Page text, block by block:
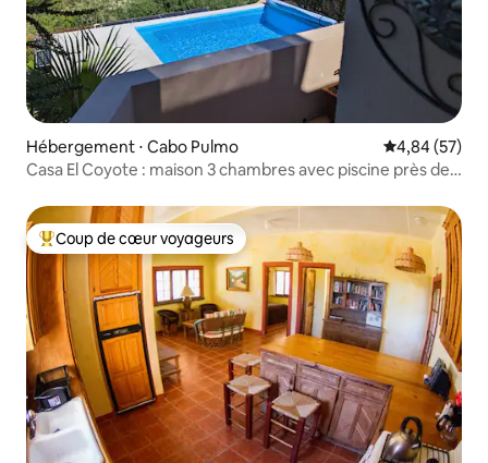
Hébergement ⋅ Cabo Pulmo Évaluation
4,84 (57)
Casa El Coyote : maison 3 chambres avec piscine près de
Coups de cœur voyageurs les plus appréciés
Coup de cœur voyageurs